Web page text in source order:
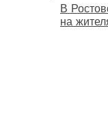
В
на